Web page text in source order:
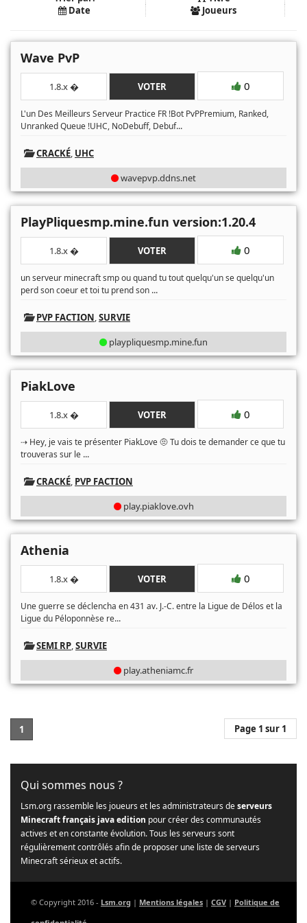
Date
Joueurs
Wave PvP
1.8.x � VOTER 0
L'un Des Meilleurs Serveur Practice FR !Bot PvPPremium, Ranked,
Unranked Queue !UHC, NoDebuff, Debuf...
CRACKÉ, UHC
wavepvp.ddns.net
PlayPliquesmp.mine.fun version:1.20.4
1.8.x � VOTER 0
un serveur minecraft smp ou quand tu tout quelqu'un se quelqu'un
perd son coeur et toi tu prend son ...
PVP FACTION,SURVIE
playpliquesmp.mine.fun
PiakLove
1.8.x � VOTER 0
⇢ Hey, je vais te présenter PiakLove 🤨 Tu dois te demander ce que tu
trouveras sur le ...
CRACKÉ, PVP FACTION
play.piaklove.ovh
Athenia
1.8.x � VOTER 0
Une guerre se déclencha en 431 av. J.-C. entre la Ligue de Délos et la
Ligue du Péloponnèse re...
SEMI RP,SURVIE
play.atheniamc.fr
1 Page 1 sur 1
Qui sommes nous ?
Lsm.org rassemble les joueurs et les administrateurs deserveurs
Minecraft français java edition pour créer des communautés
actives et en constante évolution. Tous les serveurs sont
régulièrement contrôlés afin de proposer une liste de serveurs
Minecraft sérieux et actifs.
© Copyright 2016 - Lsm.org | Mentions légales | CGV | Politique de